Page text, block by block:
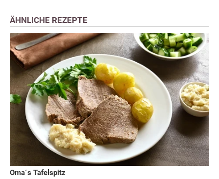
ÄHNLICHE REZEPTE
Oma´s Tafelspitz